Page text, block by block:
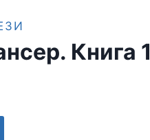
Книга 1